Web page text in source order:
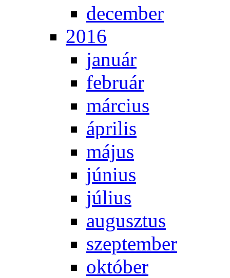
de­cem­ber
2016
ja­nu­ár
feb­ru­ár
már­ci­us
áp­ri­lis
má­jus
jú­ni­us
jú­li­us
au­gusz­tus
szep­tem­ber
ok­tó­ber